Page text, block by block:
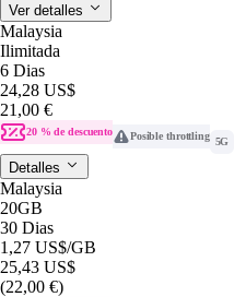
Ver detalles
Malaysia
Ilimitada
6 Dias
24,28 US$
21,00 €
20 % de descuento Posible throttling 5G
Detalles
Malaysia
20GB
30 Dias
1,27 US$/GB
25,43 US$
(22,00 €)